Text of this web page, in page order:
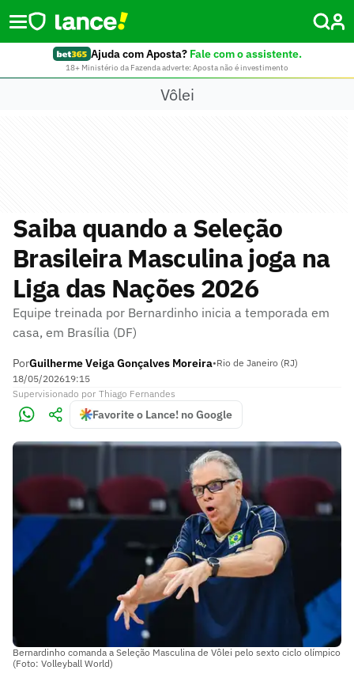
Ajuda com Aposta? Fale com o assistente.
18+ Ministério da Fazenda adverte: Aposta não é investimento
Vôlei
Saiba quando a Seleção
Brasileira Masculina joga na
Liga das Nações 2026
Equipe treinada por Bernardinho inicia a temporada em
casa, em Brasília (DF)
PorGuilherme Veiga Gonçalves Moreira•Rio de Janeiro (RJ)
18/05/202619:15
Supervisionado por Thiago Fernandes
Favorite o Lance! no Google
Bernardinho comanda a Seleção Masculina de Vôlei pelo sexto ciclo olímpico
(Foto: Volleyball World)